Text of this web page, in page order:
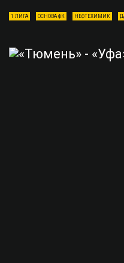
1 ЛИГА ОСНОВА ФК НЕФТЕХИМИК